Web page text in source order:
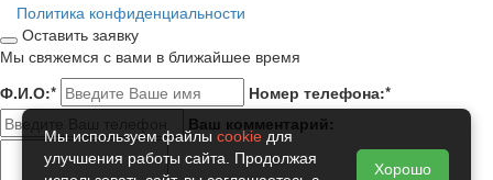
Политика конфиденциальности
Оставить заявку
Мы свяжемся с вами в ближайшее время
Ф.И.О:* Номер телефона:*
Ваш комментарий:
Мы используем файлы cookie для
улучшения работы сайта. Продолжая
Хорошо